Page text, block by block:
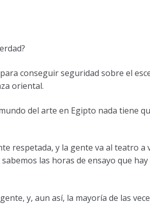
conseguir seguridad sobre el
oriental.
del arte en Egipto nada tiene
respetada, y la gente va al teatro a
las horas de ensayo que hay
y, aun así, la mayoría de las